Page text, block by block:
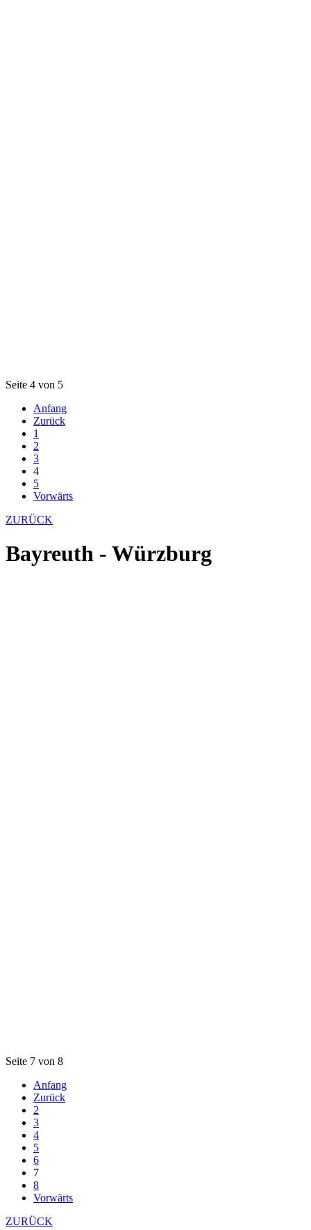
Seite 4 von 5
Anfang
Zurück
1
2
3
4
5
Vorwärts
ZURÜCK
Bayreuth - Würzburg
Seite 7 von 8
Anfang
Zurück
2
3
4
5
6
7
8
Vorwärts
ZURÜCK